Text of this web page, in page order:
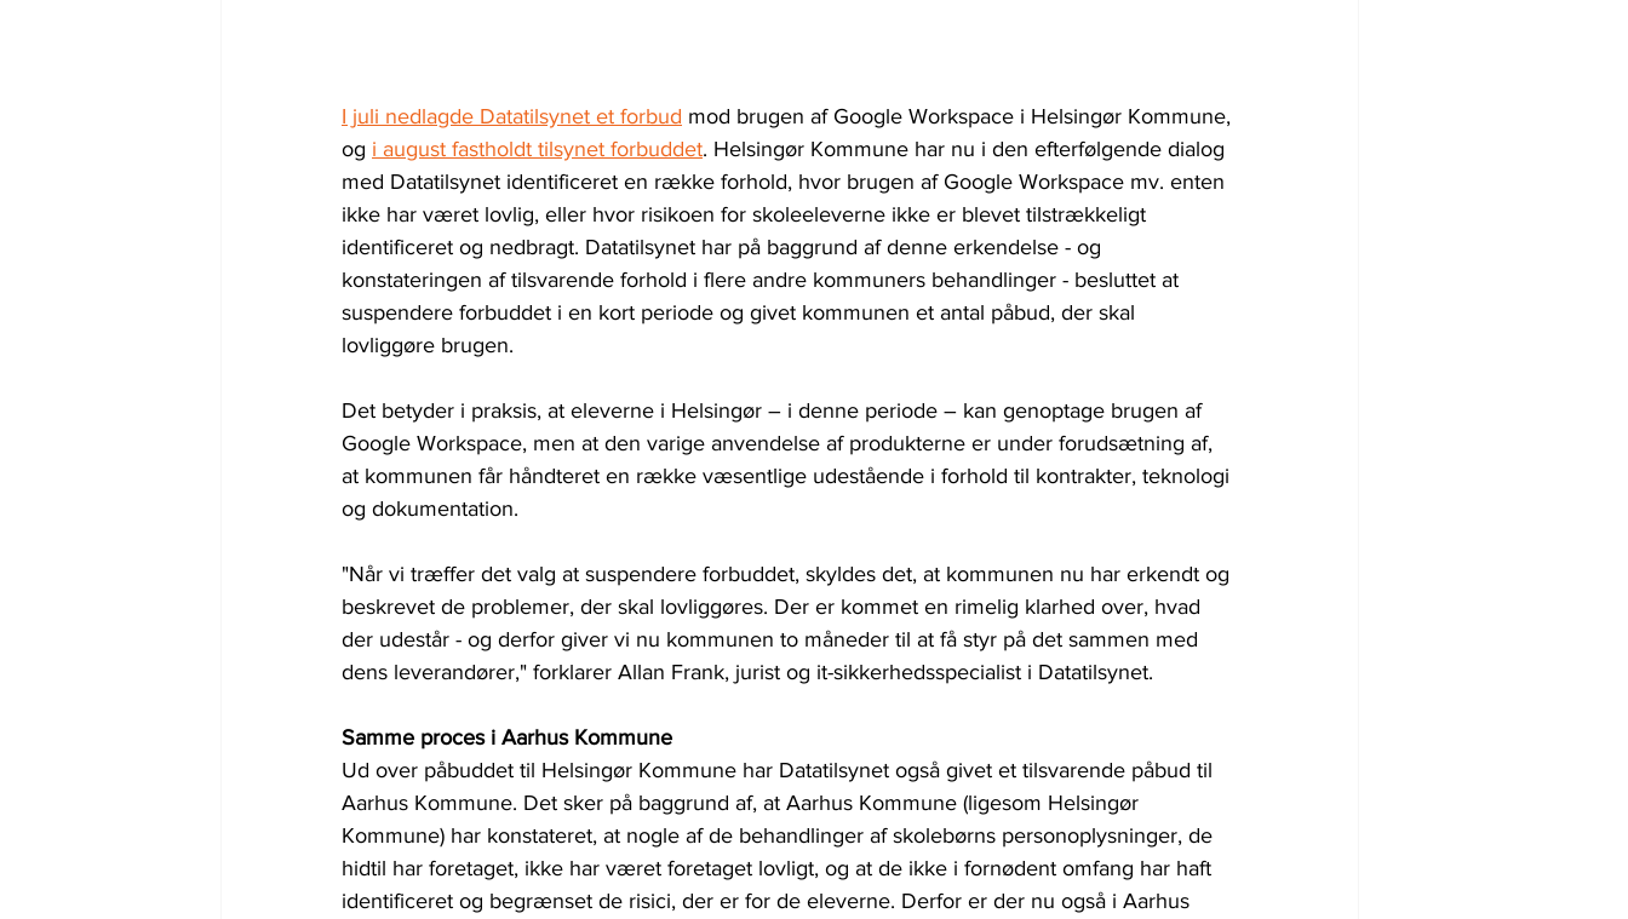
I juli nedlagde Datatilsynet et forbud mod brugen af Google Workspace i Helsingør Kommune,
og i august fastholdt tilsynet forbuddet. Helsingør Kommune har nu i den efterfølgende dialog
med Datatilsynet identificeret en række forhold, hvor brugen af Google Workspace mv. enten
ikke har været lovlig, eller hvor risikoen for skoleeleverne ikke er blevet tilstrækkeligt
identificeret og nedbragt. Datatilsynet har på baggrund af denne erkendelse - og
konstateringen af tilsvarende forhold i flere andre kommuners behandlinger - besluttet at
suspendere forbuddet i en kort periode og givet kommunen et antal påbud, der skal
lovliggøre brugen.
Det betyder i praksis, at eleverne i Helsingør – i denne periode – kan genoptage brugen af
Google Workspace, men at den varige anvendelse af produkterne er under forudsætning af,
at kommunen får håndteret en række væsentlige udestående i forhold til kontrakter, teknologi
og dokumentation.
"Når vi træffer det valg at suspendere forbuddet, skyldes det, at kommunen nu har erkendt og
beskrevet de problemer, der skal lovliggøres. Der er kommet en rimelig klarhed over, hvad
der udestår - og derfor giver vi nu kommunen to måneder til at få styr på det sammen med
dens leverandører," forklarer Allan Frank, jurist og it-sikkerhedsspecialist i Datatilsynet.
Samme proces i Aarhus Kommune
Ud over påbuddet til Helsingør Kommune har Datatilsynet også givet et tilsvarende påbud til
Aarhus Kommune. Det sker på baggrund af, at Aarhus Kommune (ligesom Helsingør
Kommune) har konstateret, at nogle af de behandlinger af skolebørns personoplysninger, de
hidtil har foretaget, ikke har været foretaget lovligt, og at de ikke i fornødent omfang har haft
identificeret og begrænset de risici, der er for de eleverne. Derfor er der nu også i Aarhus